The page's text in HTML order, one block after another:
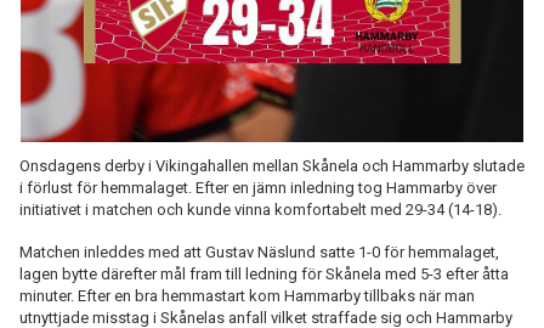
Onsdagens derby i Vikingahallen mellan Skånela och Hammarby slutade
i förlust för hemmalaget. Efter en jämn inledning tog Hammarby över
initiativet i matchen och kunde vinna komfortabelt med 29-34 (14-18).
Matchen inleddes med att Gustav Näslund satte 1-0 för hemmalaget,
lagen bytte därefter mål fram till ledning för Skånela med 5-3 efter åtta
minuter. Efter en bra hemmastart kom Hammarby tillbaks när man
utnyttjade misstag i Skånelas anfall vilket straffade sig och Hammarby